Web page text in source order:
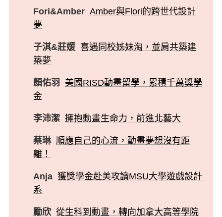
Fori&Amber Amber與Flori的跨世代設計
夢
子淇&莊媛 喜遇同校姊妹淘，並肩共築建
築夢
顏佑羽
美國RISD動畫留學，累積千萬獎學
金
李沛潔 擁抱動畫生命力，前進北藝大
蔡琳 順應自己的心流，動畫夢想沒有距
離！
Anja 獲獎學金赴美攻讀MSU大學遊戲設計
系
勵欣 從生科到動畫，轉向加拿大高等學院